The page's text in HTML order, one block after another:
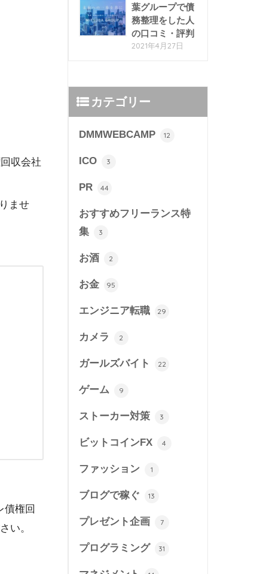
収会社
ませ
債権回
い。
葉グループで債
務整理をした人
の口コミ・評判
2021年4月27日
カテゴリー
DMMWEBCAMP 12
ICO 3
PR 44
おすすめフリーランス特
集
3
お酒 2
お金 95
エンジニア転職 29
カメラ 2
ガールズバイト 22
ゲーム 9
ストーカー対策 3
ビットコインFX 4
ファッション 1
ブログで稼ぐ 13
プレゼント企画 7
プログラミング 31